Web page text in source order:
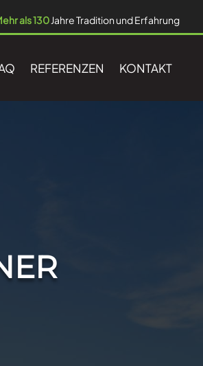
als 130Jahre Tradition und Erfahrung
REFERENZEN KONTAKT